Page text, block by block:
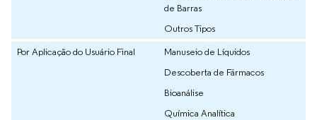
de Barras
Outros Tipos
Por Aplicação do Usuário Final
Manuseio de Líquidos
Descoberta de Fármacos
Bioanálise
Química Analítica